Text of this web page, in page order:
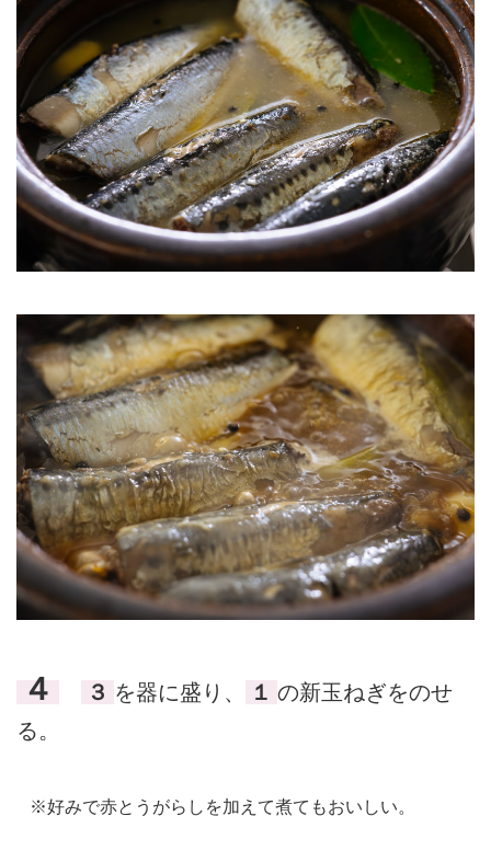
４ ３ を器に盛り、 １ の新玉ねぎをのせ
る。
※好みで赤とうがらしを加えて煮てもおいしい。